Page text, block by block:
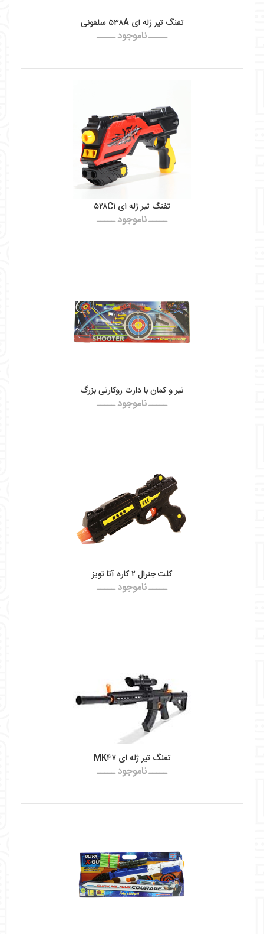
تفنگ تیر ژله ای ۵۳۸A سلفونی
ـــــ ناموجود ـــــ
تفنگ تیر ژله ای ۵۲۸C۱
ـــــ ناموجود ـــــ
تیر و کمان با دارت روکارتی بزرگ
ـــــ ناموجود ـــــ
کلت جنرال ۲ کاره آتا تویز
ـــــ ناموجود ـــــ
تفنگ تیر ژله ای MK۴۷
ـــــ ناموجود ـــــ